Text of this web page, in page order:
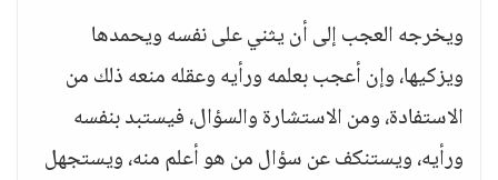
ويخرجه العجب إلى أن يثني على نفسه ويحمدها
ويزكيها، وإن أعجب بعلمه ورأيه وعقله منعه ذلك من
الاستفادة، ومن الاستشارة والسؤال، فيستبد بنفسه
ورأيه، ويستنكف عن سؤال من هو أعلم منه، ويستجهل